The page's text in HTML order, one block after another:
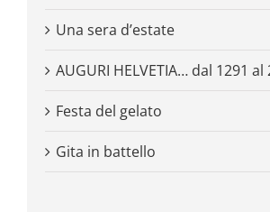
Una sera d’estate
AUGURI HELVETIA… dal 1291 al
Festa del gelato
Gita in battello